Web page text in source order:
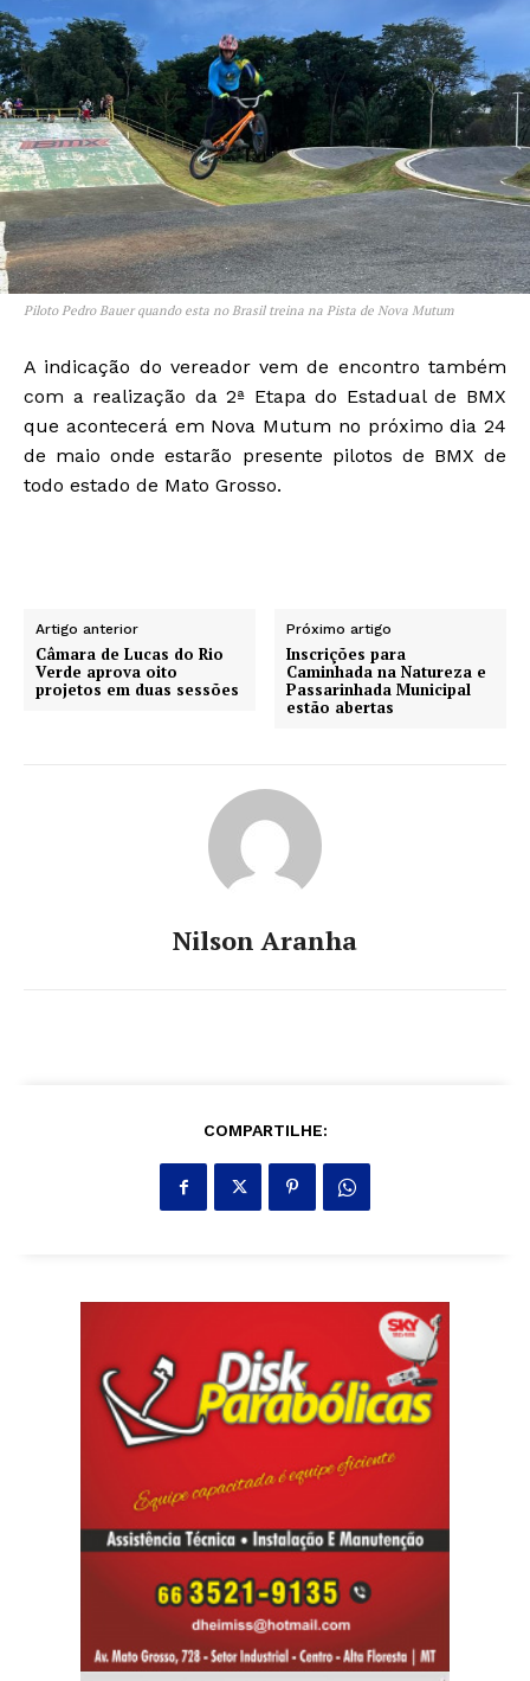
Piloto Pedro Bauer quando esta no Brasil treina na Pista de Nova Mutum
A indicação do vereador vem de encontro também
com a realização da 2ª Etapa do Estadual de BMX
que acontecerá em Nova Mutum no próximo dia 24
de maio onde estarão presente pilotos de BMX de
todo estado de Mato Grosso.
Artigo anterior
Câmara de Lucas do Rio
Verde aprova oito
projetos em duas sessões
Próximo artigo
Inscrições para
Caminhada na Natureza e
Passarinhada Municipal
estão abertas
Nilson Aranha
COMPARTILHE: